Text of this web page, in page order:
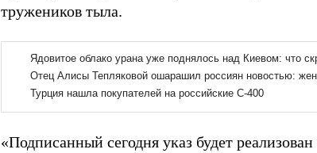
тружеников тыла.
«Подписанный сегодня указ будет